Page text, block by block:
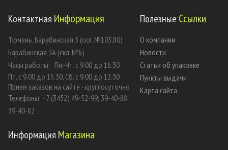
Контактная Информация
Тюмень, Барабинская 3 (скл. №103,80)
Барабинская 3А (скл. №6)
Часы работы: Пн.-Чт. с 9.00 до 16.30
Пт. с 9.00 до 15.30, Сб. с 9.00 до 12.30
Прием заказов на сайте - круглосуточно
Телефоны: +7 (3452) 49-52-99; 39-40-88;
39-40-82
Полезные Ссылки
О компании
Новости
Статьи об упаковке
Пункты выдачи
Карта сайта
Информация Магазина